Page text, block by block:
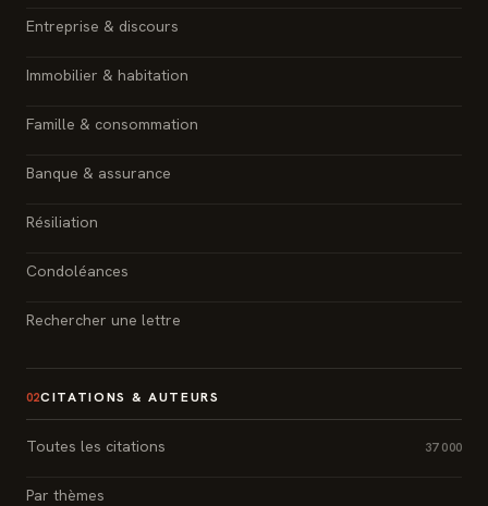
Entreprise & discours
Immobilier & habitation
Famille & consommation
Banque & assurance
Résiliation
Condoléances
Rechercher une lettre
02CITATIONS & AUTEURS
Toutes les citations 37 000
Par thèmes